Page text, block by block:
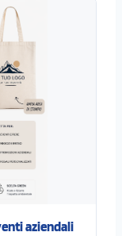
aziendali